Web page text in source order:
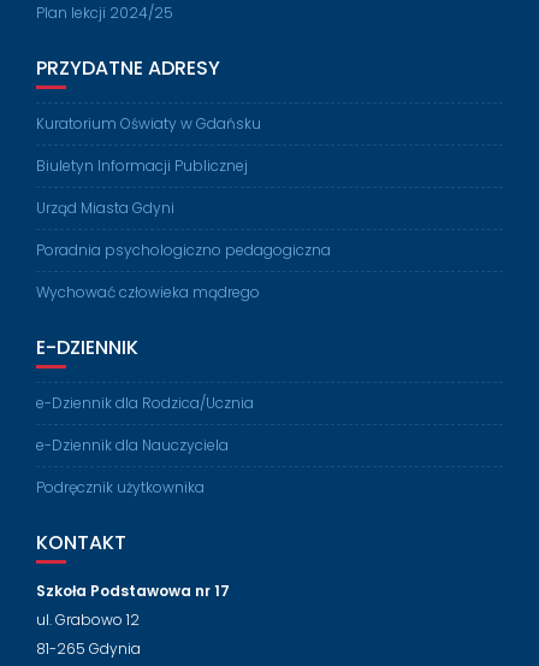
Plan lekcji 2024/25
PRZYDATNE ADRESY
Kuratorium Oświaty w Gdańsku
Biuletyn Informacji Publicznej
Urząd Miasta Gdyni
Poradnia psychologiczno pedagogiczna
Wychować człowieka mądrego
E-DZIENNIK
e-Dziennik dla Rodzica/Ucznia
e-Dziennik dla Nauczyciela
Podręcznik użytkownika
KONTAKT
Szkoła Podstawowa nr 17
ul. Grabowo 12
81-265 Gdynia